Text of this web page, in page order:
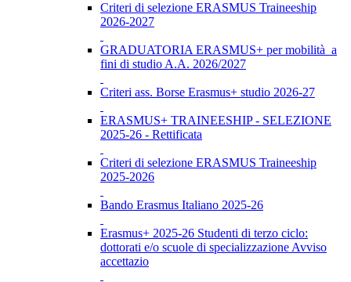
Criteri di selezione ERASMUS Traineeship
2026-2027
GRADUATORIA ERASMUS+ per mobilità a
fini di studio A.A. 2026/2027
Criteri ass. Borse Erasmus+ studio 2026-27
ERASMUS+ TRAINEESHIP - SELEZIONE
2025-26 - Rettificata
Criteri di selezione ERASMUS Traineeship
2025-2026
Bando Erasmus Italiano 2025-26
Erasmus+ 2025-26 Studenti di terzo ciclo:
dottorati e/o scuole di specializzazione Avviso
accettazio